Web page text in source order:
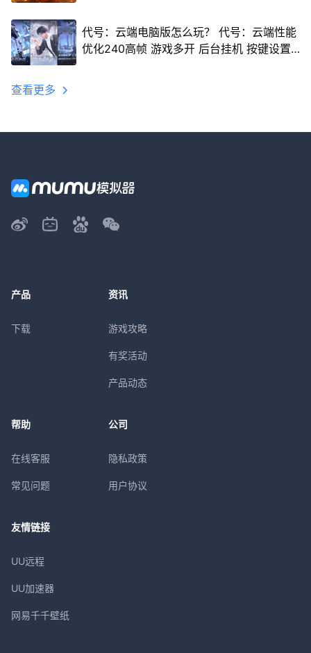
代号：云端电脑版怎么玩？ 代号：云端性能
优化240高帧 游戏多开 后台挂机 按键设置
查看更多
产品
下载
资讯
游戏攻略
有奖活动
产品动态
帮助
在线客服
常见问题
公司
隐私政策
用户协议
友情链接
UU远程
UU加速器
网易千千壁纸